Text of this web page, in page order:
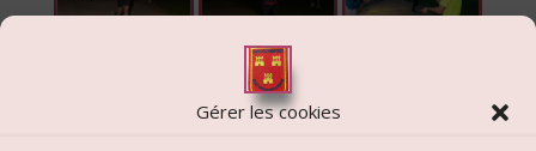
Gérer les cookies
2